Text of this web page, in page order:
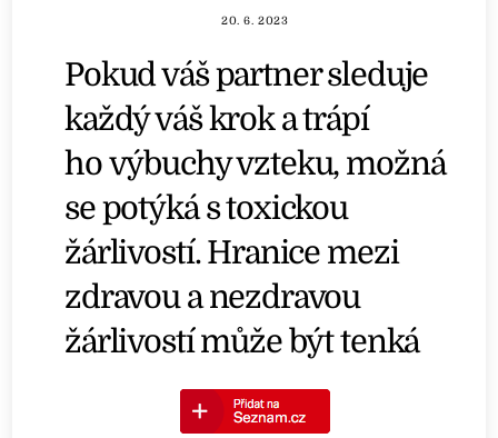
20. 6. 2023
Pokud váš partner sleduje
každý váš krok a trápí
ho výbuchy vzteku, možná
se potýká s toxickou
žárlivostí. Hranice mezi
zdravou a nezdravou
žárlivostí může být tenká